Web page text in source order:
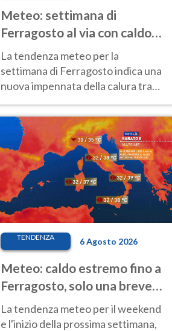
Meteo: settimana di
Ferragosto al via con caldo
intenso e qualche temporale
La tendenza meteo per la
settimana di Ferragosto indica una
nuova impennata della calura tra
anche al Nord.
TENDENZA 6 Agosto 2026
Meteo: caldo estremo fino a
Ferragosto, solo una breve
pausa. Ecco dove
La tendenza meteo per il weekend
e l'inizio della prossima settimana,